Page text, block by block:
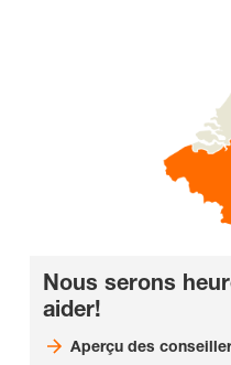
Nous serons
aider!
Aperçu des